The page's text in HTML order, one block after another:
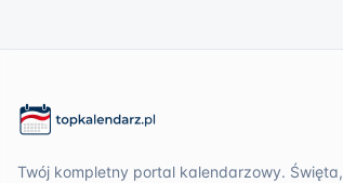
Twój kompletny portal kalendarzowy. Święta,